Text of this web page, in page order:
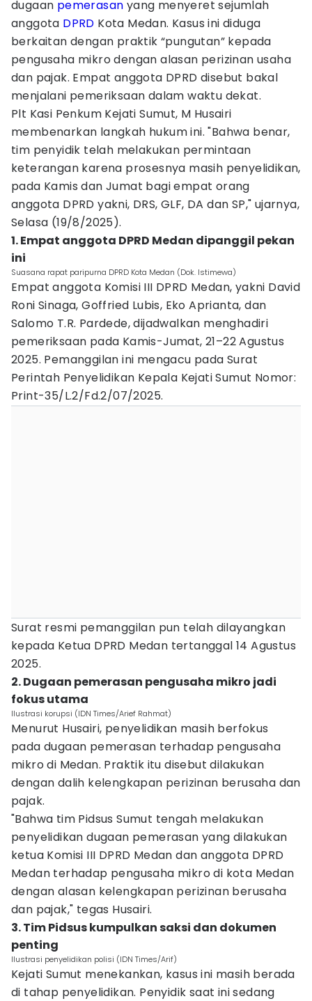
dugaan pemerasan yang menyeret sejumlah
anggota DPRD Kota Medan. Kasus ini diduga
berkaitan dengan praktik “pungutan” kepada
pengusaha mikro dengan alasan perizinan usaha
dan pajak. Empat anggota DPRD disebut bakal
menjalani pemeriksaan dalam waktu dekat.
Plt Kasi Penkum Kejati Sumut, M Husairi
membenarkan langkah hukum ini. "Bahwa benar,
tim penyidik telah melakukan permintaan
keterangan karena prosesnya masih penyelidikan,
pada Kamis dan Jumat bagi empat orang
anggota DPRD yakni, DRS, GLF, DA dan SP," ujarnya,
Selasa (19/8/2025).
1. Empat anggota DPRD Medan dipanggil pekan
ini
Suasana rapat paripurna DPRD Kota Medan (Dok. Istimewa)
Empat anggota Komisi III DPRD Medan, yakni David
Roni Sinaga, Goffried Lubis, Eko Aprianta, dan
Salomo T.R. Pardede, dijadwalkan menghadiri
pemeriksaan pada Kamis-Jumat, 21–22 Agustus
2025. Pemanggilan ini mengacu pada Surat
Perintah Penyelidikan Kepala Kejati Sumut Nomor:
Print-35/L.2/Fd.2/07/2025.
Surat resmi pemanggilan pun telah dilayangkan
kepada Ketua DPRD Medan tertanggal 14 Agustus
2025.
2. Dugaan pemerasan pengusaha mikro jadi
fokus utama
Ilustrasi korupsi (IDN Times/Arief Rahmat)
Menurut Husairi, penyelidikan masih berfokus
pada dugaan pemerasan terhadap pengusaha
mikro di Medan. Praktik itu disebut dilakukan
dengan dalih kelengkapan perizinan berusaha dan
pajak.
"Bahwa tim Pidsus Sumut tengah melakukan
penyelidikan dugaan pemerasan yang dilakukan
ketua Komisi III DPRD Medan dan anggota DPRD
Medan terhadap pengusaha mikro di kota Medan
dengan alasan kelengkapan perizinan berusaha
dan pajak," tegas Husairi.
3. Tim Pidsus kumpulkan saksi dan dokumen
penting
Ilustrasi penyelidikan polisi (IDN Times/Arif)
Kejati Sumut menekankan, kasus ini masih berada
di tahap penyelidikan. Penyidik saat ini sedang